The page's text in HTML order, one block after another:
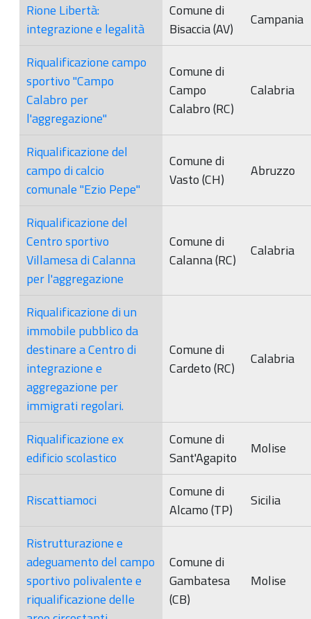
Rione Libertà:
integrazione e legalità
Comune di
Bisaccia (AV)
Campania
Riqualificazione campo
sportivo "Campo
Calabro per
l'aggregazione"
Comune di
Campo
Calabro (RC)
Calabria
Riqualificazione del
campo di calcio
comunale "Ezio Pepe"
Comune di
Vasto (CH)
Abruzzo
Riqualificazione del
Centro sportivo
Villamesa di Calanna
per l'aggregazione
Comune di
Calanna (RC)
Calabria
Riqualificazione di un
immobile pubblico da
destinare a Centro di
integrazione e
aggregazione per
immigrati regolari.
Comune di
Cardeto (RC)
Calabria
Riqualificazione ex
edificio scolastico
Comune di
Sant'Agapito
Molise
Riscattiamoci
Comune di
Alcamo (TP)
Sicilia
Ristrutturazione e
adeguamento del campo
sportivo polivalente e
riqualificazione delle
Comune di
Gambatesa
(CB)
Molise